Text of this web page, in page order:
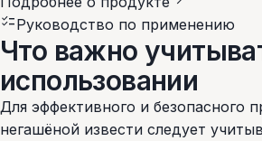
checklistРуководство по применению
Что важно
использовании
Для эффективного и безопасного
негашёной извести следует